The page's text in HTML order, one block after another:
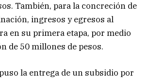
También, para la concreción de
ingresos y egresos al
en su primera etapa, por medio
de 50 millones de pesos.
la entrega de un subsidio por